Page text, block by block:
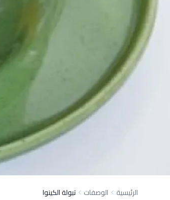
الرئيسية الوصفات تبولة الكينوا